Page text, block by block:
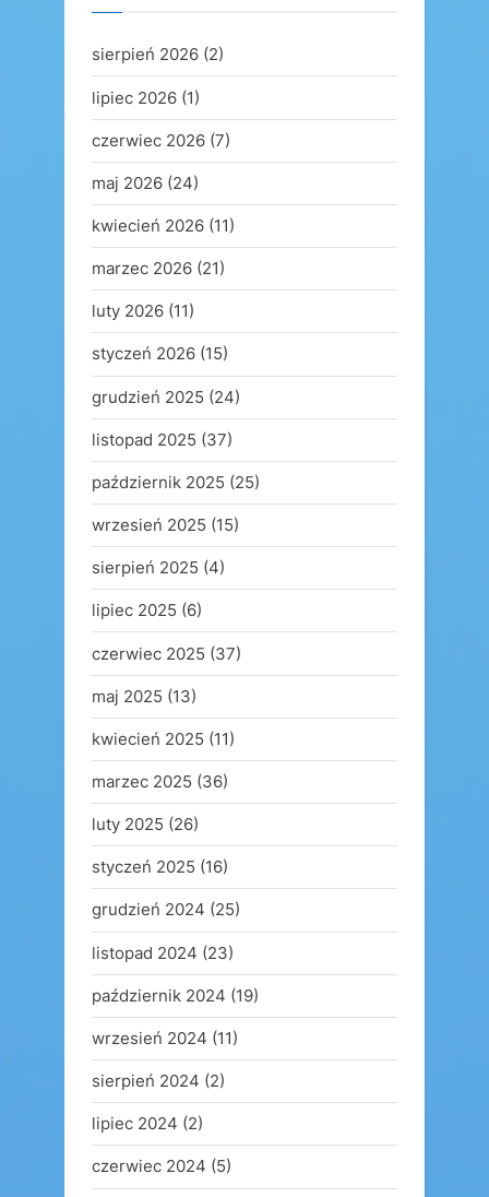
sierpień 2026 (2)
lipiec 2026 (1)
czerwiec 2026 (7)
maj 2026 (24)
kwiecień 2026 (11)
marzec 2026 (21)
luty 2026 (11)
styczeń 2026 (15)
grudzień 2025 (24)
listopad 2025 (37)
październik 2025 (25)
wrzesień 2025 (15)
sierpień 2025 (4)
lipiec 2025 (6)
czerwiec 2025 (37)
maj 2025 (13)
kwiecień 2025 (11)
marzec 2025 (36)
luty 2025 (26)
styczeń 2025 (16)
grudzień 2024 (25)
listopad 2024 (23)
październik 2024 (19)
wrzesień 2024 (11)
sierpień 2024 (2)
lipiec 2024 (2)
czerwiec 2024 (5)